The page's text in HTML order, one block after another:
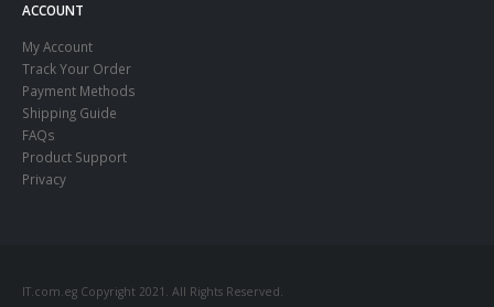
ACCOUNT
My Account
Track Your Order
Payment Methods
Shipping Guide
FAQs
Product Support
Privacy
IT.com.eg Copyright 2021. All Rights Reserved.